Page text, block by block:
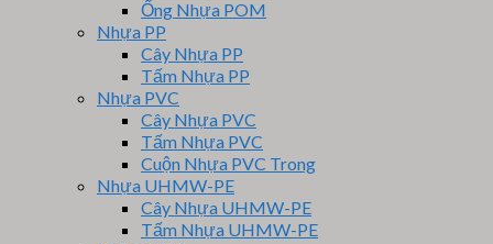
Ống Nhựa POM
Nhựa PP
Cây Nhựa PP
Tấm Nhựa PP
Nhựa PVC
Cây Nhựa PVC
Tấm Nhựa PVC
Cuộn Nhựa PVC Trong
Nhựa UHMW-PE
Cây Nhựa UHMW-PE
Tấm Nhựa UHMW-PE